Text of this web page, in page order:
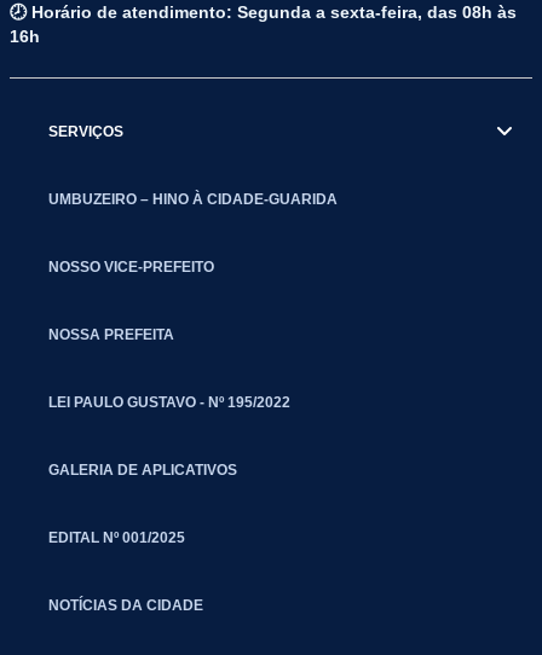
🕗 Horário de atendimento: Segunda a sexta-feira, das 08h às
16h
SERVIÇOS
UMBUZEIRO – HINO À CIDADE-GUARIDA
NOSSO VICE-PREFEITO
NOSSA PREFEITA
LEI PAULO GUSTAVO - Nº 195/2022
GALERIA DE APLICATIVOS
EDITAL Nº 001/2025
NOTÍCIAS DA CIDADE